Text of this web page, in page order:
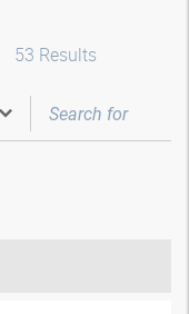
53 Results